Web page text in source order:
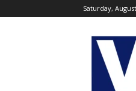
Saturday,